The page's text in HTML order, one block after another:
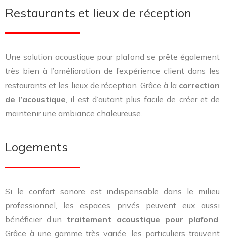
Restaurants et lieux de réception
Une solution acoustique pour plafond se prête également
très bien à l’amélioration de l’expérience client dans les
restaurants et les lieux de réception. Grâce à la correction
de l’acoustique , il est d’autant plus facile de créer et de
maintenir une ambiance chaleureuse.
Logements
Si le confort sonore est indispensable dans le milieu
professionnel, les espaces privés peuvent eux aussi
bénéficier d’un traitement acoustique pour plafond
Grâce à une gamme très variée, les particuliers trouvent